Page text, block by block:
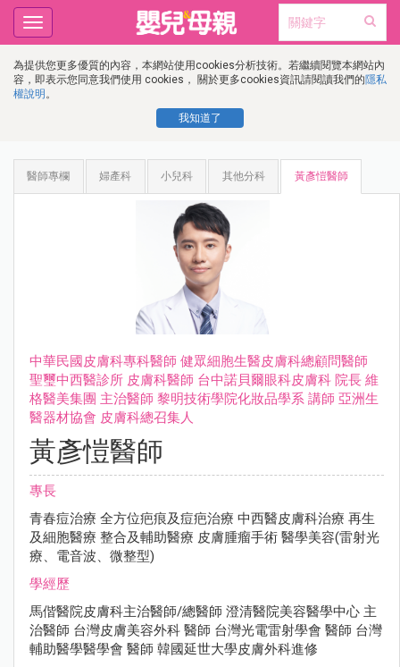
為提供您更多優質的內容，本網站使用cookies分析技術。若繼續閱覽本網站內
容，即表示您同意我們使用 cookies， 關於更多cookies資訊請閱讀我們的隱私
權說明 。
我知道了
Toggle
navigation
醫師專欄 婦產科 小兒科 其他分科 黃彥愷醫師
中華⺠國⽪膚科專科醫師 健眾細胞⽣醫⽪膚科總顧問醫師
聖璽中⻄醫診所 ⽪膚科醫師 台中諾⾙爾眼科⽪膚科 院長 維
格醫美集團 主治醫師 黎明技術學院化妝品學系 講師 亞洲⽣
醫器材協會 ⽪膚科總召集⼈
黃彥愷醫師
專長
青春痘治療 全⽅位疤痕及痘疤治療 中⻄醫⽪膚科治療 再⽣
及細胞醫療 整合及輔助醫療 ⽪膚腫瘤⼿術 醫學美容(雷射光
療、電⾳波、微整型)
學經歷
⾺偕醫院⽪膚科主治醫師/總醫師 澄清醫院美容醫學中⼼ 主
治醫師 台灣⽪膚美容外科 醫師 台灣光電雷射學會 醫師 台灣
輔助醫學醫學會 醫師 韓國延世⼤學⽪膚外科進修